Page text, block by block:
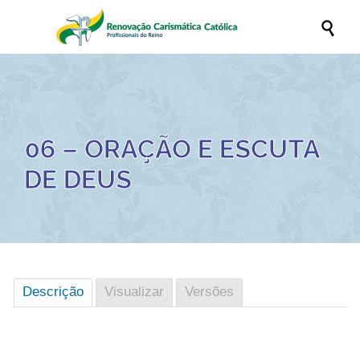

06 – ORAÇÃO E ESCUTA
DE DEUS
Descrição Visualizar Versões